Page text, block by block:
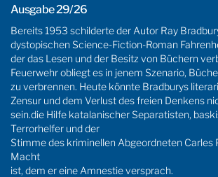
Ausgabe 29/26
Bereits 1953 schilderte der Autor Ray
dystopischen Science-Fiction-Roman
der das Lesen und der Besitz von Büchern
Feuerwehr obliegt es in jenem Szenario,
zu verbrennen. Heute könnte Bradburys
Zensur und dem Verlust des freien Denkens
sein.die Hilfe katalanischer Separatisten,
Terrorhelfer und der
Stimme des kriminellen Abgeordneten Carles
Macht
ist, dem er eine Amnestie versprach.